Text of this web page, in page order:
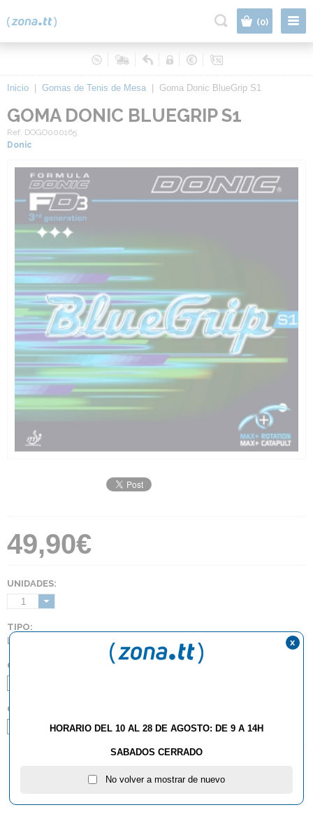
(0)
Inicio Gomas de Tenis de Mesa Goma Donic BlueGrip S1
GOMA DONIC BLUEGRIP S1
Ref. DOGO000165
Donic
49,90€
UNIDADES:
1
TIPO:
Lisas
COLOR:
GROSOR:
Max
AÑADIR AL CARRITO
HORARIO DEL 10 AL 28 DE AGOSTO: DE 9 A 14H
SABADOS CERRADO
No volver a mostrar de nuevo
x